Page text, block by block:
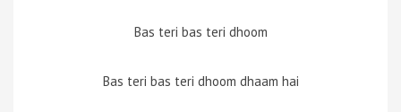
Bas teri bas teri dhoom
Bas teri bas teri dhoom dhaam hai